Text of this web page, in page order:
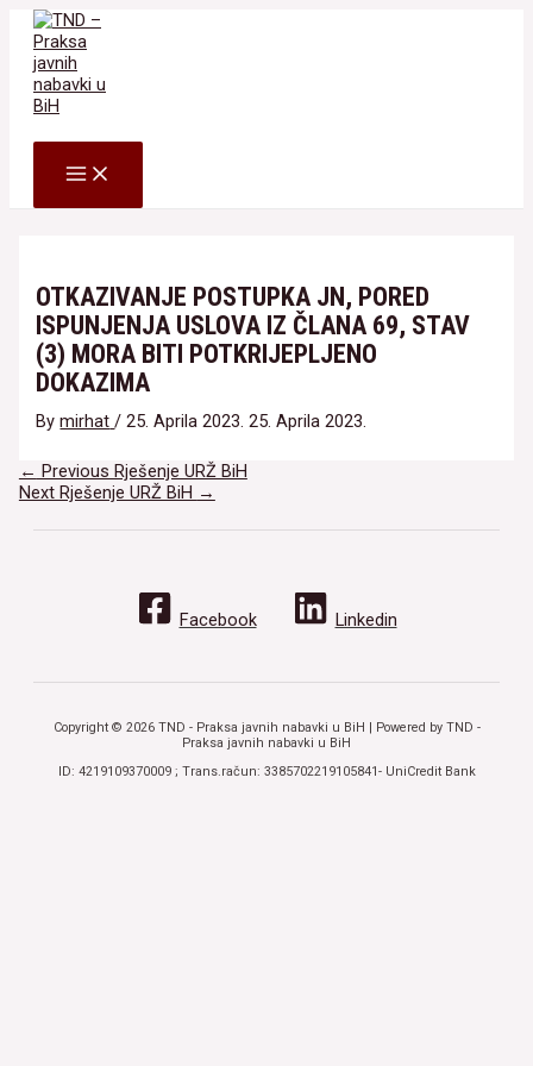
Skip
content
MAIN
MENU
OTKAZIVANJE POSTUPKA JN, PORED
ISPUNJENJA USLOVA IZ ČLANA 69, STAV
(3) MORA BITI POTKRIJEPLJENO
DOKAZIMA
Bymirhat /25. Aprila 2023. 25. Aprila 2023.
Navigacija
članaka
← Previous Rješenje URŽ BiH
Next Rješenje URŽ BiH →
Facebook Linkedin
Copyright © 2026 TND - Praksa javnih nabavki u BiH | Powered by TND -
Praksa javnih nabavki u BiH
ID: 4219109370009 ; Trans.račun: 3385702219105841- UniCredit Bank